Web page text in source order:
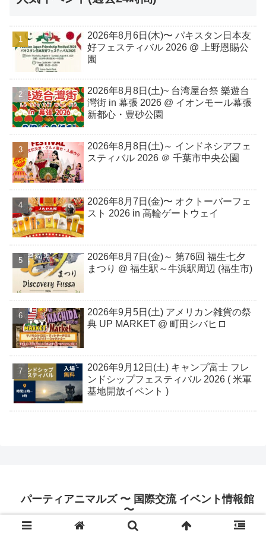
2026年8月6日(木)〜 パキスタン日本友
好フェスティバル 2026 @ 上野恩賜公
園
2026年8月8日(土)~ 台湾屋台祭 樂遊台
灣街 in 幕張 2026 @ イオンモール幕張
新都心・豊砂公園
2026年8月8日(土)～ インドネシアフェ
スティバル 2026 ＠ 千葉市中央公園
2026年8月7日(金)〜 オクトーバーフェ
スト 2026 in 高輪ゲートウェイ
2026年8月7日(金)～ 第76回 福生七夕
まつり @ 福生駅～牛浜駅周辺 (福生市)
2026年9月5日(土) アメリカン雑貨の祭
典 UP MARKET @ 町田シバヒロ
2026年9月12日(土) キャンプ富士 フレ
ンドシップフェスティバル 2026 ( 米軍
基地開放イベント )
パーティアニマルズ 〜 国際交流 イベント情報館
〜
© 2019 パーティアニマルズ 〜 国際交流 イベント情報館 〜.